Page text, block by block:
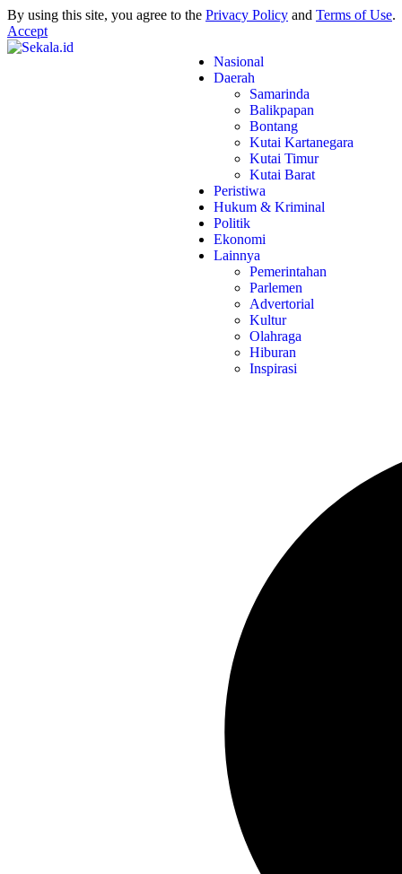
By using this site, you agree to the Privacy Policy and Terms of Use.
Accept
Nasional
Daerah
Samarinda
Balikpapan
Bontang
Kutai Kartanegara
Kutai Timur
Kutai Barat
Peristiwa
Hukum & Kriminal
Politik
Ekonomi
Lainnya
Pemerintahan
Parlemen
Advertorial
Kultur
Olahraga
Hiburan
Inspirasi